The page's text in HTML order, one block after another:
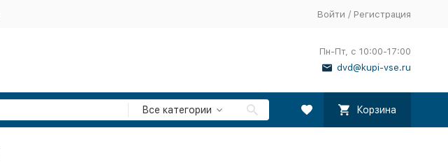
Войти / Регистрация
Пн-Пт, с 10:00-17:00
dvd@kupi-vse.ru
Все категории Корзина